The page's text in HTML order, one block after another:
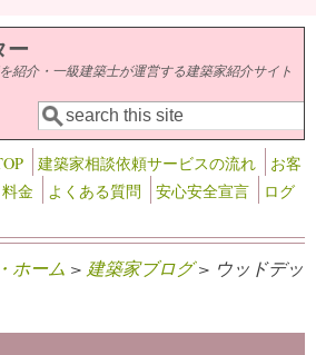
ー
紹介・一級建築士が運営する建築家紹介サイト
検索フォーム
検索
建築家相談依頼サービスの流れ
お客
料金 よくある質問 安心安全宣言
ログ
ホーム > 建築家ブログ> ウッドデッ